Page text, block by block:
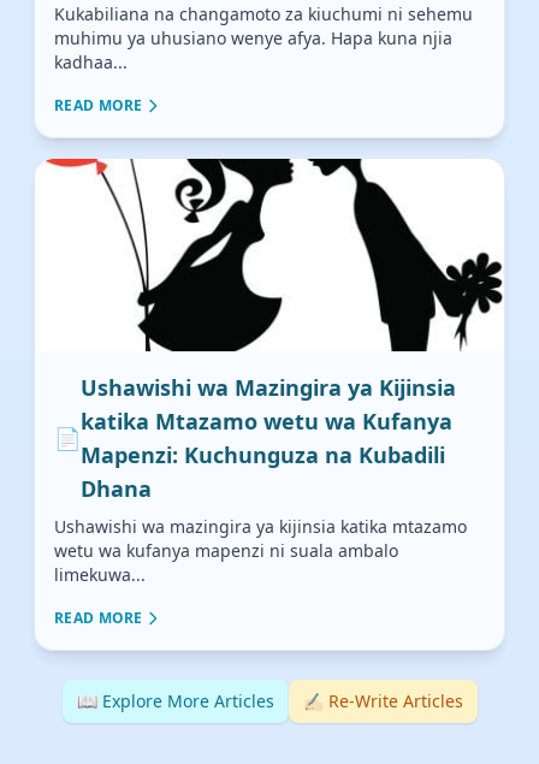
Kukabiliana na changamoto za kiuchumi ni sehemu
muhimu ya uhusiano wenye afya. Hapa kuna njia
kadhaa...
READ MORE
📄
Ushawishi wa Mazingira ya Kijinsia
katika Mtazamo wetu wa Kufanya
Mapenzi: Kuchunguza na Kubadili
Dhana
Ushawishi wa mazingira ya kijinsia katika mtazamo
wetu wa kufanya mapenzi ni suala ambalo
limekuwa...
READ MORE
📖 Explore More Articles ✍🏻 Re-Write Articles